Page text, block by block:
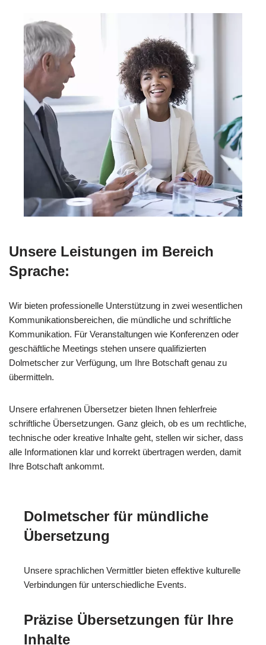
Unsere Leistungen im Bereich
Sprache:
Wir bieten professionelle Unterstützung in zwei wesentlichen
Kommunikationsbereichen, die mündliche und schriftliche
Kommunikation. Für Veranstaltungen wie Konferenzen oder
geschäftliche Meetings stehen unsere qualifizierten
Dolmetscher zur Verfügung, um Ihre Botschaft genau zu
übermitteln.
Unsere erfahrenen Übersetzer bieten Ihnen fehlerfreie
schriftliche Übersetzungen. Ganz gleich, ob es um rechtliche,
technische oder kreative Inhalte geht, stellen wir sicher, dass
alle Informationen klar und korrekt übertragen werden, damit
Ihre Botschaft ankommt.
Dolmetscher für mündliche
Übersetzung
Unsere sprachlichen Vermittler bieten effektive kulturelle
Verbindungen für unterschiedliche Events.
Präzise Übersetzungen für Ihre
Inhalte